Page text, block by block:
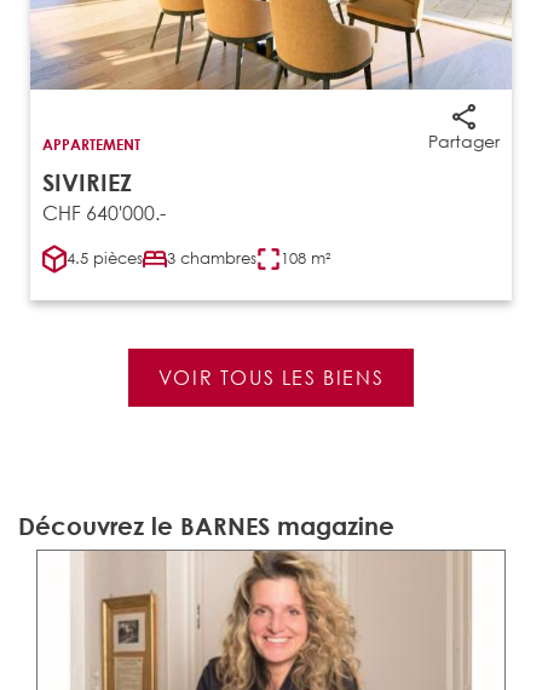
Partager
APPARTEMENT
SIVIRIEZ
CHF 640'000.-
4.5 pièces 3 chambres 108 m²
VOIR TOUS LES BIENS
Découvrez le BARNES magazine